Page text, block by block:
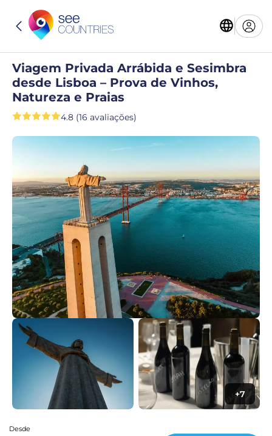
Viagem Privada Arrábida e Sesimbra
desde Lisboa – Prova de Vinhos,
Natureza e Praias
4.8 (16 avaliações)
+7
Desde